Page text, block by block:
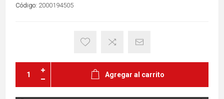
Código: 2000194505
Agregar al carrito